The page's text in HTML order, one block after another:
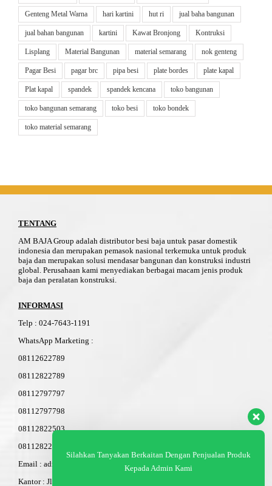
Genteng Metal Warna hari kartini hut ri jual baha bangunan
jual bahan bangunan kartini Kawat Bronjong Kontruksi
Lisplang Material Bangunan material semarang nok genteng
Pagar Besi pagar brc pipa besi plate bordes plate kapal
Plat kapal spandek spandek kencana toko bangunan
toko bangunan semarang toko besi toko bondek
toko material semarang
TENTANG
AM BAJA Group adalah distributor besi baja untuk pasar domestik
indonesia dan merupakan pemasok nasional terkemuka untuk produk
baja dan merupakan solusi mendasar bangunan dan konstruksi industri
global. Perusahaan kami menyediakan berbagai macam jenis produk
baja dan peralatan konstruksi.
INFORMASI
Telp : 024-7643-11 91
WhatsApp Marketing :
08112622789
08112822789
08112797797
08112797798
08112822503
08112822603
Email : admin@am-baja.com
Kantor : Jl. Gatot Subroto 7b Semarang.
Silahkan Tanyakan Berkaitan Dengan Penjualan Produk
Kepada Admin Kami